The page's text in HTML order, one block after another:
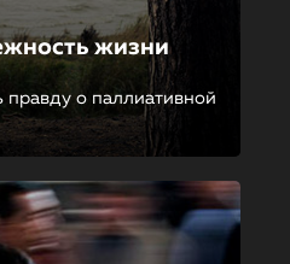
жизни
о паллиативной